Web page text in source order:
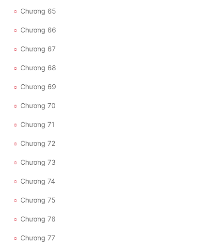
Chương 65
Chương 66
Chương 67
Chương 68
Chương 69
Chương 70
Chương 71
Chương 72
Chương 73
Chương 74
Chương 75
Chương 76
Chương 77